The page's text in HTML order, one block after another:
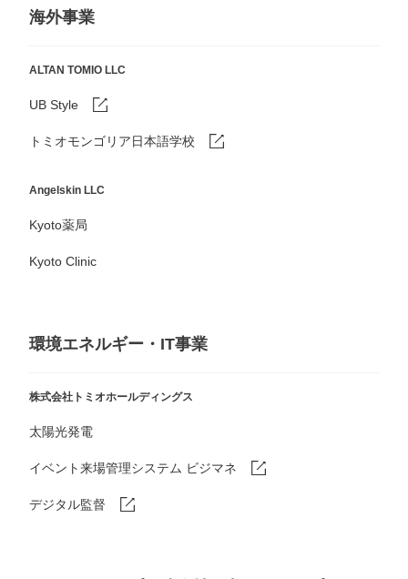
海外事業
ALTAN TOMIO LLC
UB Style
トミオモンゴリア日本語学校
Angelskin LLC
Kyoto薬局
Kyoto Clinic
環境エネルギー・IT事業
株式会社トミオホールディングス
太陽光発電
イベント来場管理システム ビジマネ
デジタル監督